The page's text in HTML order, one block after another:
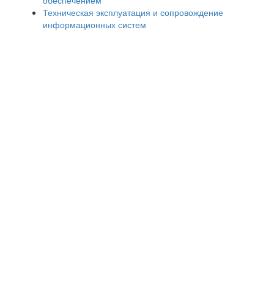
Техническая эксплуатация и сопровождение
информационных систем